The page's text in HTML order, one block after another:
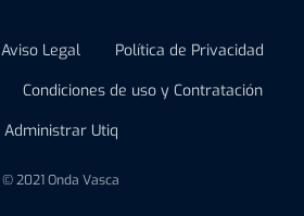
Aviso Legal
Política de Privacidad
Condiciones de uso y Contratación
Administrar Utiq
© 2021 Onda Vasca